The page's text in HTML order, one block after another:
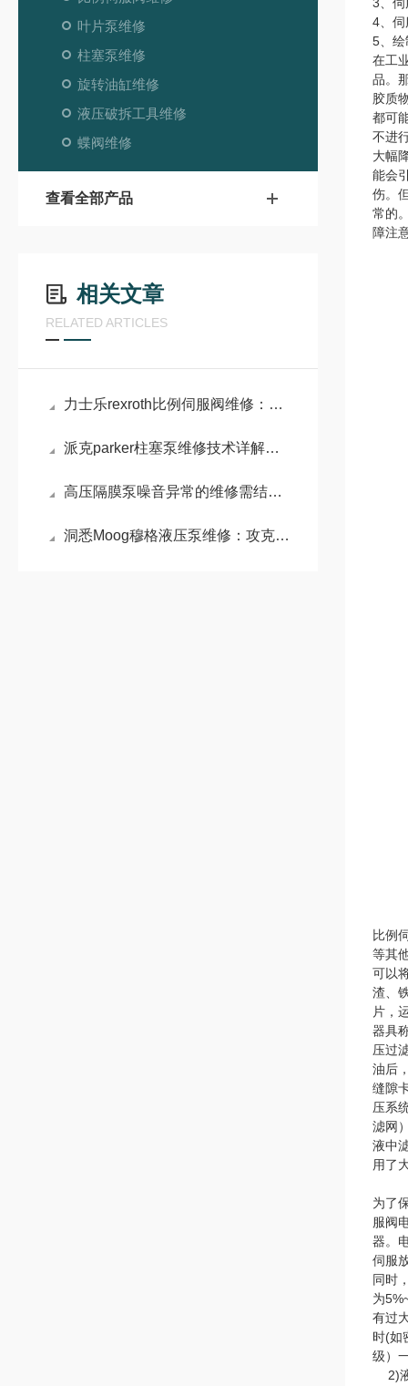
叶片泵维修
柱塞泵维修
旋转油缸维修
液压破拆工具维修
蝶阀维修
查看全部产品
相关文章
RELATED ARTICLES
力士乐rexroth比例伺服阀维修：比例伺服阀精准控制的液压利器
派克parker柱塞泵维修技术详解：常见故障诊断与维护策略
高压隔膜泵噪音异常的维修需结合其工作原理和常见故障点进行系统排查
洞悉Moog穆格液压泵维修：攻克电液伺服控制的核心难题
4、伺
5、绘
在工
品。
胶质
都可
不进
大幅
能会
伤。
常的
障注
比例
等其
可以
渣、
片，
器具
压过
油后
缝隙
压系
滤网
液中
用了
为了
服阀
器。
伺服
同时
为
有过
时(如
级）
2)液